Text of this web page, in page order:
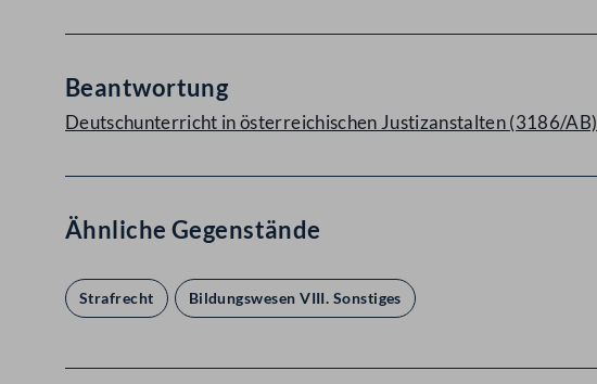
Beantwortung
Deutschunterricht in österreichischen Justizanstalten (3186/AB)
Ähnliche Gegenstände
Strafrecht Bildungswesen VIII. Sonstiges